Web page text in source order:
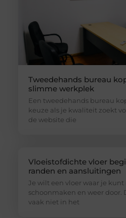
Tweedehands bureau
slimme werkplek
Een tweedehands bureau
keuze als je kwaliteit zoekt
de website die
Vloeistofdichte vloer
randen en aansluitingen
Je wilt een vloer waar je kunt
schoonmaken en weer door.
vaak niet in het